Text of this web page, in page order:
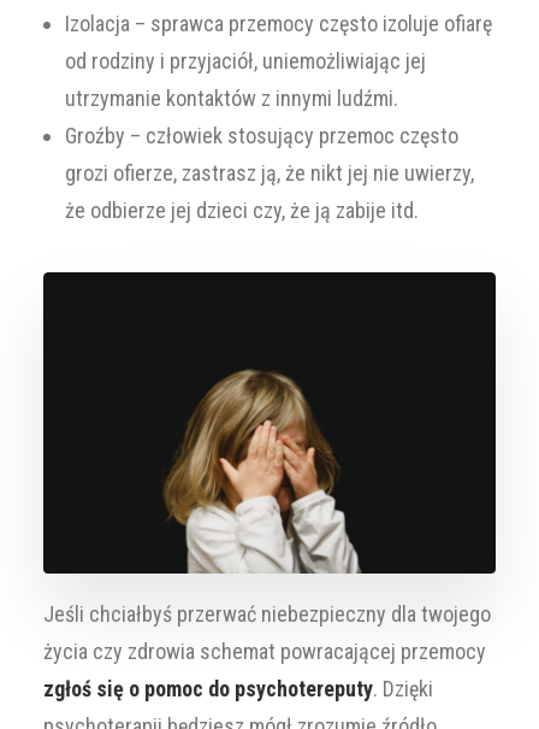
Izolacja – sprawca przemocy często izoluje ofiarę
od rodziny i przyjaciół, uniemożliwiając jej
utrzymanie kontaktów z innymi ludźmi.
Groźby – człowiek stosujący przemoc często
grozi ofierze, zastrasz ją, że nikt jej nie uwierzy,
że odbierze jej dzieci czy, że ją zabije itd.
Jeśli chciałbyś przerwać niebezpieczny dla twojego
życia czy zdrowia schemat powracającej przemocy
zgłoś się o pomoc do psychotereputy. Dzięki